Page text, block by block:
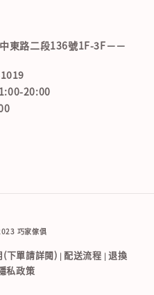
東路二段136號1F-3F－－
20:00
巧家傢俱
(下單請詳閱) | 配送流程 | 退換
私政策